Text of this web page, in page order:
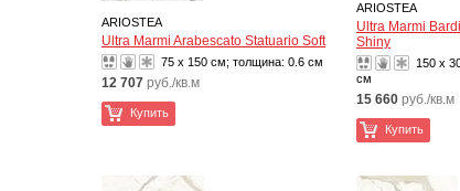
ARIOSTEA
Ultra Marmi Arabescato Statuario Soft
75 x 150 см; толщина: 0.6 см
12 707 руб./кв.м
Купить
ARIOSTEA
Ultra Marmi
Shiny
150 x
см
15 660 руб./кв.м
Купить